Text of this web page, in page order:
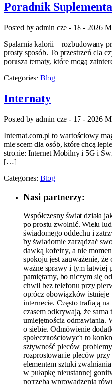
Poradnik
Posted by admin cze - 18 - 2026
Spalarnia kalorii – rozbudowany
prosty sposób. To przestrzeń dla
porusza tematy, które mogą
Categories: Blog
Internaty
Posted by admin cze - 17 - 2026
Internat.com.pl to wartościowy
miejscem dla osób, które chcą
stronie: Internet Mobilny i 5G i
[…]
Categories: Blog
Nasi partnerzy:
Współczesny świat działa
po prostu zwolnić. Wielu
świadomego oddechu i
by świadomie zarządzać
dawką kofeiny, a nie
spokoju jest zauważenie, że
ważne sprawy i tym łatwiej
pamiętamy, bo niczym się
chwil bez telefonu przy
oprócz obowiązków istnieje
internecie. Często trafiają na
czasem odkrywają, że
umiejętnością odmawiania.
o siebie. Odmówienie
społecznościowych to
sztywność pleców,
rozprostowanie pleców przy
elementem sztuki
w pułapkę nieustannej
potrzeba wprowadzenia